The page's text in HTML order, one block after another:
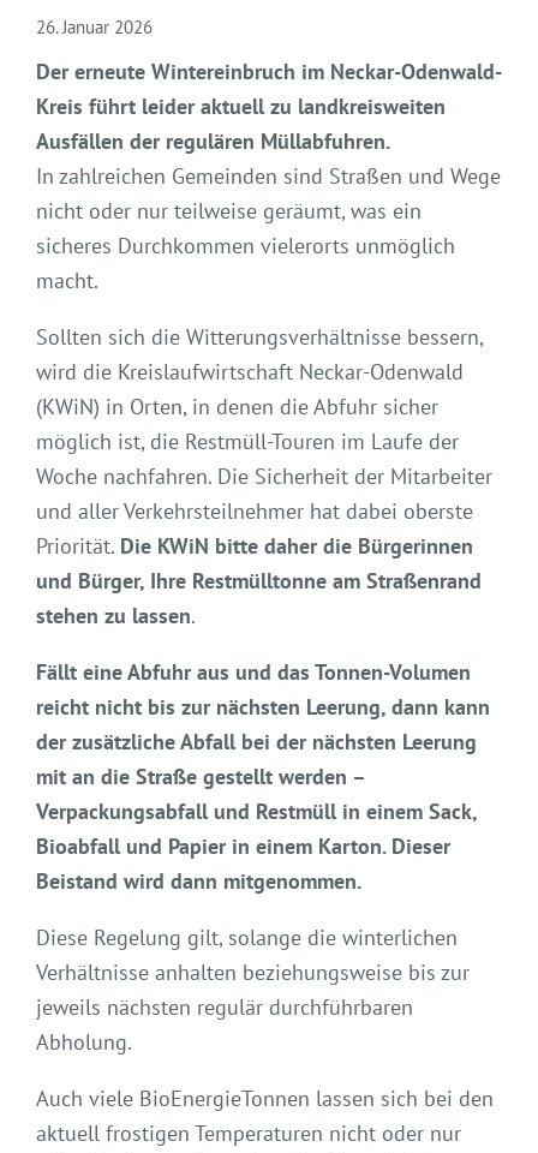
26. Januar 2026
Der erneute Wintereinbruch im Neckar-Odenwald-
Kreis führt leider aktuell zu landkreisweiten
Ausfällen der regulären Müllabfuhren.
In zahlreichen Gemeinden sind Straßen und Wege
nicht oder nur teilweise geräumt, was ein
sicheres Durchkommen vielerorts unmöglich
macht.
Sollten sich die Witterungsverhältnisse bessern,
wird die Kreislaufwirtschaft Neckar-Odenwald
(KWiN) in Orten, in denen die Abfuhr sicher
möglich ist, die Restmüll-Touren im Laufe der
Woche nachfahren. Die Sicherheit der Mitarbeiter
und aller Verkehrsteilnehmer hat dabei oberste
Priorität. Die KWiN bitte daher die Bürgerinnen
und Bürger, Ihre Restmülltonne am Straßenrand
stehen zu lassen.
Fällt eine Abfuhr aus und das Tonnen-Volumen
reicht nicht bis zur nächsten Leerung, dann kann
der zusätzliche Abfall bei der nächsten Leerung
mit an die Straße gestellt werden –
Verpackungsabfall und Restmüll in einem Sack,
Bioabfall und Papier in einem Karton. Dieser
Beistand wird dann mitgenommen.
Diese Regelung gilt, solange die winterlichen
Verhältnisse anhalten beziehungsweise bis zur
jeweils nächsten regulär durchführbaren
Abholung.
Auch viele BioEnergieTonnen lassen sich bei den
aktuell frostigen Temperaturen nicht oder nur